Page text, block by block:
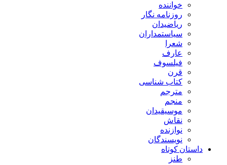
خواننده
روزنامه نگار
ریاضیدان
سیاستمداران
شعرا
عارف
فیلسوف
قرن
کتاب شناسی
مترجم
منجم
موسیقیدان
نقاش
نوازنده
نویسندگان
داستان کوتاه
طنز